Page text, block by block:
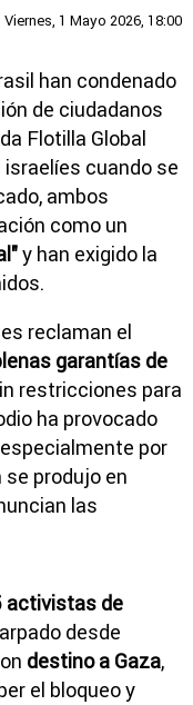
Viernes, 1 Mayo 2026, 18:00
han condenado
de ciudadanos
Flotilla Global
cuando se
ambos
como un
y han exigido la
reclaman el
garantías de
restricciones para
ha provocado
por
produjo en
las
activistas de
desde
destino a Gaza,
el bloqueo y